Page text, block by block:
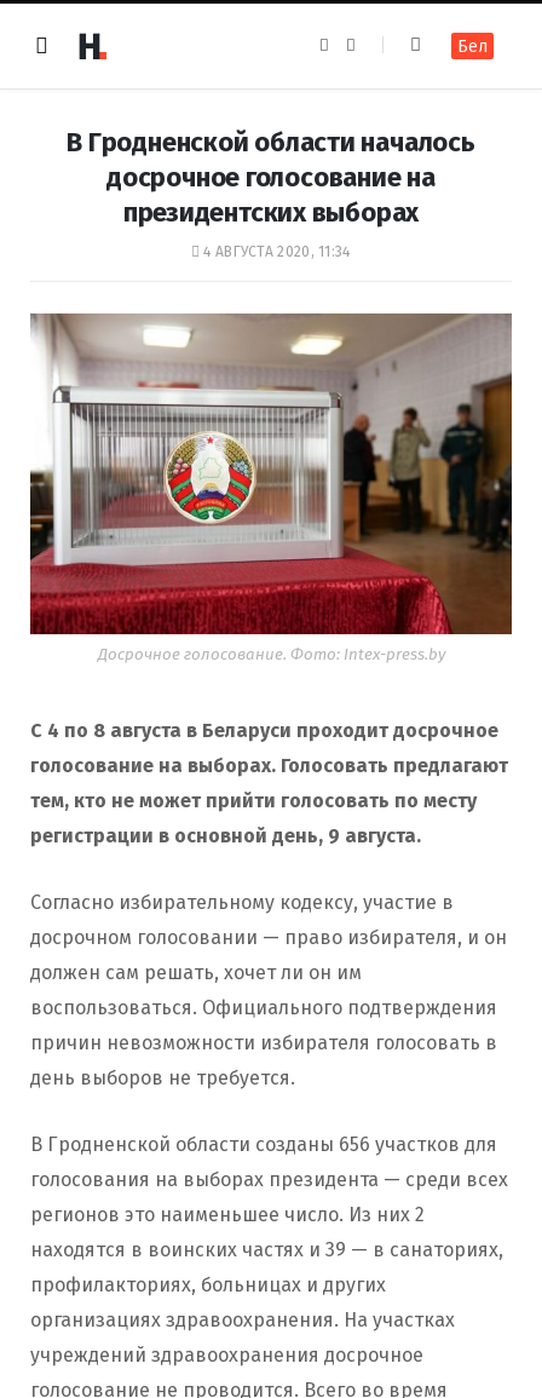
e
o
k
t
m
Бел
В Гродненской области началось
досрочное голосование на
президентских выборах
4 АВГУСТА 2020, 11:34
Досрочное голосование. Фото: Intex-press.by
С 4 по 8 августа в Беларуси проходит досрочное
голосование на выборах. Голосовать предлагают
тем, кто не может прийти голосовать по месту
регистрации в основной день, 9 августа.
Согласно избирательному кодексу, участие в
досрочном голосовании — право избирателя, и он
должен сам решать, хочет ли он им
воспользоваться. Официального подтверждения
причин невозможности избирателя голосовать в
день выборов не требуется.
В Гродненской области созданы 656 участков для
голосования на выборах президента — среди всех
регионов это наименьшее число. Из них 2
находятся в воинских частях и 39 — в санаториях,
профилакториях, больницах и других
организациях здравоохранения. На участках
учреждений здравоохранения досрочное
голосование не проводится. Всего во время